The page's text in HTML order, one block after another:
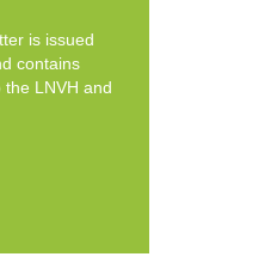
is issued
contains
LNVH and